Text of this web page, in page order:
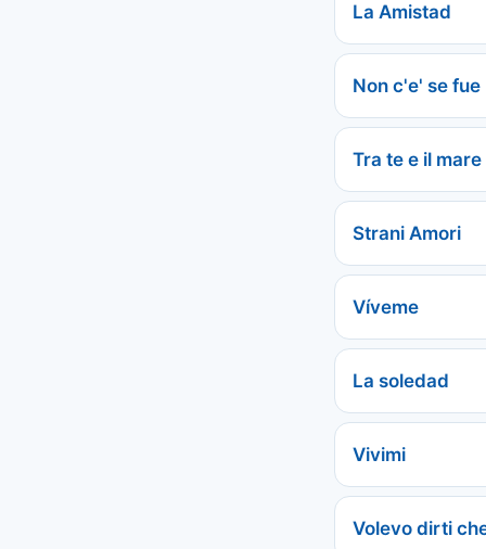
La Amistad
Non c'e' se fue
Tra te e il mare
Strani Amori
Víveme
La soledad
Vivimi
Volevo dirti